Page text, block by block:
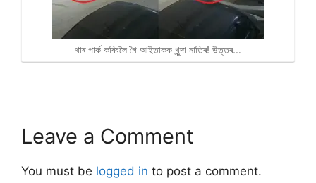
থাৰ পাৰ্ক কৰিবলৈ গৈ আইতাকক খুন্দা নাতিৰ! উত্তৰ…
Leave a Comment
You must be logged in to post a comment.